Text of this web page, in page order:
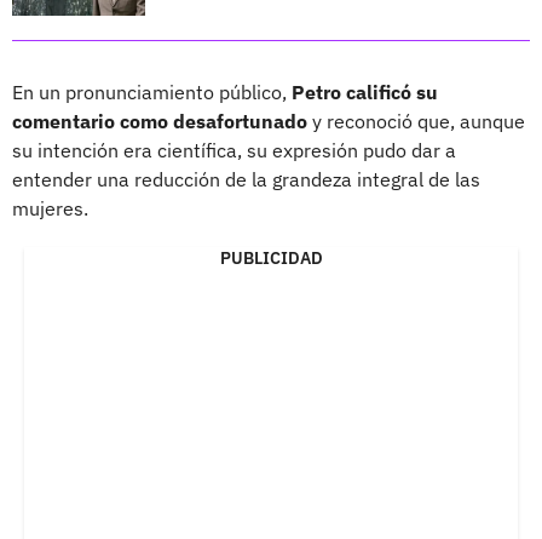
En un pronunciamiento público, Petro calificó su
comentario como desafortunado y reconoció que, aunque
su intención era científica, su expresión pudo dar a
entender una reducción de la grandeza integral de las
mujeres.
PUBLICIDAD